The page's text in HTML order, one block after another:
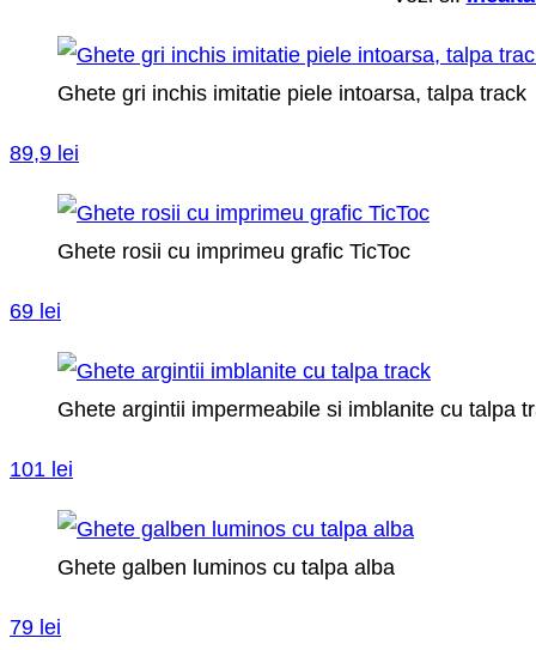
Ghete gri inchis imitatie piele intoarsa, talpa track
89,9 lei
Ghete rosii cu imprimeu grafic TicToc
69 lei
Ghete argintii impermeabile si imblanite cu talpa
101 lei
Ghete galben luminos cu talpa alba
79 lei